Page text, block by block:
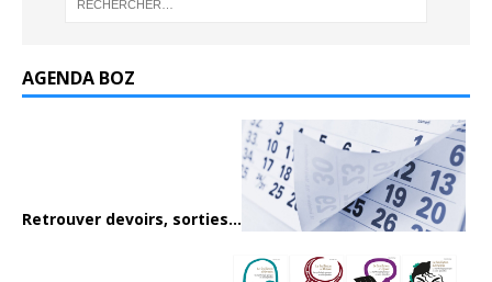
AGENDA BOZ
Retrouver devoirs, sorties...